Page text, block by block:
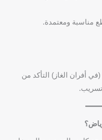
مناسبة ومعتمدة.
أفران الغاز) التأكد من
تسريب.